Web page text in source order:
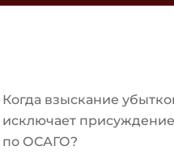
Когда взыскание
исключает
по ОСАГО?